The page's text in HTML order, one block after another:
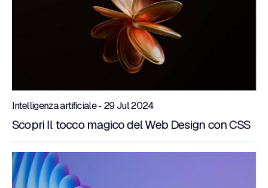
Intelligenza artificiale - 29 Jul 2024
Scopri Il tocco magico del Web Design con CSS